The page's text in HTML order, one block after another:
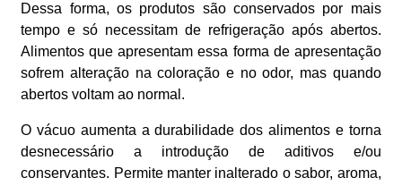
Dessa forma, os produtos são conservados por mais
tempo e só necessitam de refrigeração após abertos.
Alimentos que apresentam essa forma de apresentação
sofrem alteração na coloração e no odor, mas quando
abertos voltam ao normal.
O vácuo aumenta a durabilidade dos alimentos e torna
desnecessário a introdução de aditivos e/ou
conservantes. Permite manter inalterado o sabor, aroma,